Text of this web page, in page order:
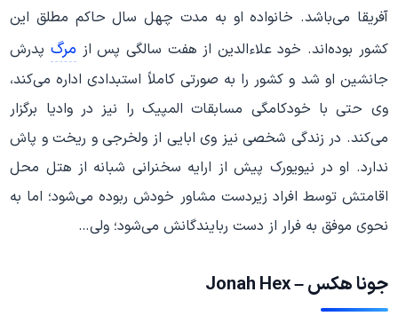
آفریقا می‌باشد. خانواده او به مدت چهل سال حاکم مطلق این
کشور بوده‌اند. خود علاءالدین از هفت سالگی پس از مرگ پدرش
جانشین او شد و کشور را به صورتی کاملاً استبدادی اداره می‌کند،
وی حتی با خودکامگی مسابقات المپیک را نیز در وادیا برگزار
می‌کند. در زندگی شخصی نیز وی ابایی از ولخرجی و ریخت و پاش
ندارد. او در نیویورک پیش از ارایه سخنرانی شبانه از هتل محل
اقامتش توسط افراد زیردست مشاور خودش ربوده می‌شود؛ اما به
نحوی موفق به فرار از دست ربایندگانش می‌شود؛ ولی…
جونا هکس – Jonah Hex